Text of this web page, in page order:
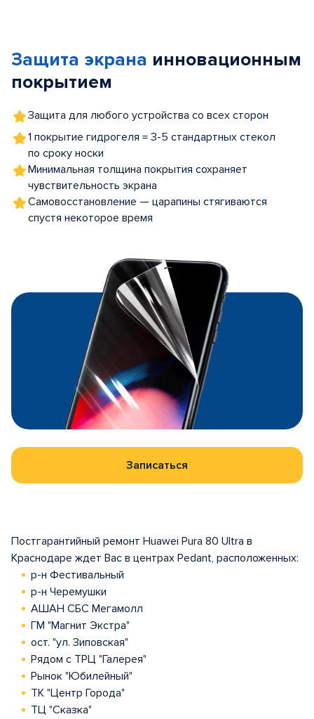
5
Защита экрана инновационным
покрытием
Защита для любого устройства со всех сторон
1 покрытие гидрогеля = 3-5 стандартных стекол
по сроку носки
Минимальная толщина покрытия сохраняет
чувствительность экрана
Самовосстановление — царапины стягиваются
спустя некоторое время
Записаться
Постгарантийный ремонт Huawei Pura 80 Ultra в
Краснодаре ждет Вас в центрах Pedant, расположенных:
р-н Фестивальный
р-н Черемушки
АШАН СБС Мегамолл
ГМ "Магнит Экстра"
ост. "ул. Зиповская"
Рядом с ТРЦ "Галерея"
Рынок "Юбилейный"
ТК "Центр Города"
ТЦ "Сказка"